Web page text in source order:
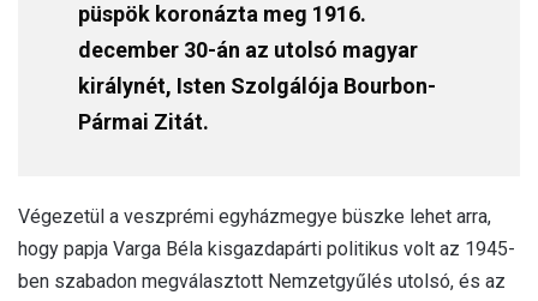
püspök koronázta meg 1916.
december 30-án az utolsó magyar
királynét, Isten Szolgálója Bourbon-
Pármai Zitát.
Végezetül a veszprémi egyházmegye büszke lehet arra,
hogy papja Varga Béla kisgazdapárti politikus volt az 1945-
ben szabadon megválasztott Nemzetgyűlés utolsó, és az